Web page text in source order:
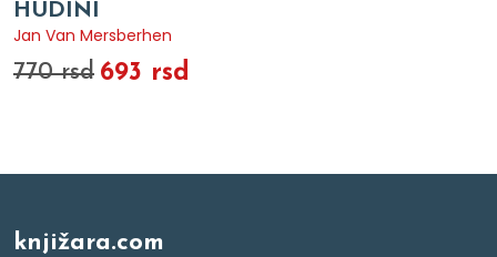
HUDINI
Jan Van Mersberhen
770 rsd 693 rsd
knjižara.com